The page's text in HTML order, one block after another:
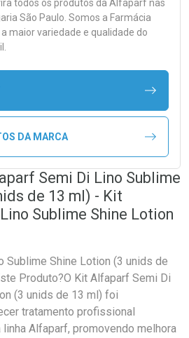
todos os produtos da Alfaparfnas
São Paulo. Somos a Farmácia
maior variedade e qualidade do
DA MARCA
Semi Di Lino Sublime
de 13 ml) - Kit
Sublime Shine Lotion
Sublime Shine Lotion (3 unids de
Produto?O Kit Alfaparf Semi Di
(3 unids de 13 ml) foi
tratamento profissional
Alfaparf, promovendo melhora